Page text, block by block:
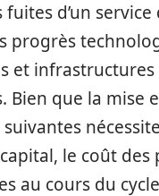
d’un service
progrès
et infrastructures
Bien que la mise
le coût des
au cours du